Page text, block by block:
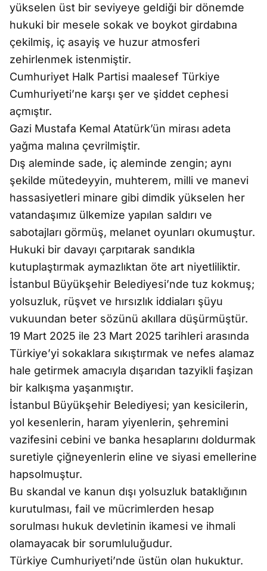
yükselen üst bir seviyeye geldiği bir dönemde
hukuki bir mesele sokak ve boykot girdabına
çekilmiş, iç asayiş ve huzur atmosferi
zehirlenmek istenmiştir.
Cumhuriyet Halk Partisi maalesef Türkiye
Cumhuriyeti’ne karşı şer ve şiddet cephesi
açmıştır.
Gazi Mustafa Kemal Atatürk’ün mirası adeta
yağma malına çevrilmiştir.
Dış aleminde sade, iç aleminde zengin; aynı
şekilde mütedeyyin, muhterem, milli ve manevi
hassasiyetleri minare gibi dimdik yükselen her
vatandaşımız ülkemize yapılan saldırı ve
sabotajları görmüş, melanet oyunları okumuştur.
Hukuki bir davayı çarpıtarak sandıkla
kutuplaştırmak aymazlıktan öte art niyetliliktir.
İstanbul Büyükşehir Belediyesi’nde tuz kokmuş;
yolsuzluk, rüşvet ve hırsızlık iddiaları şüyu
vukuundan beter sözünü akıllara düşürmüştür.
19 Mart 2025 ile 23 Mart 2025 tarihleri arasında
Türkiye’yi sokaklara sıkıştırmak ve nefes alamaz
hale getirmek amacıyla dışarıdan tazyikli faşizan
bir kalkışma yaşanmıştır.
İstanbul Büyükşehir Belediyesi; yan kesicilerin,
yol kesenlerin, haram yiyenlerin, şehremini
vazifesini cebini ve banka hesaplarını doldurmak
suretiyle çiğneyenlerin eline ve siyasi emellerine
hapsolmuştur.
Bu skandal ve kanun dışı yolsuzluk bataklığının
kurutulması, fail ve mücrimlerden hesap
sorulması hukuk devletinin ikamesi ve ihmali
olamayacak bir sorumluluğudur.
Türkiye Cumhuriyeti’nde üstün olan hukuktur.